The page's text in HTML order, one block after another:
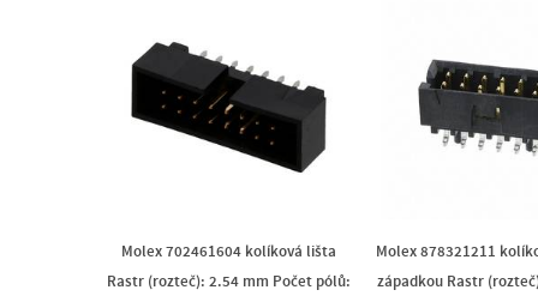
Molex 702461604 kolíková lišta
Rastr (rozteč): 2.54 mm Počet pólů:
Molex 878321211
západkou Rastr